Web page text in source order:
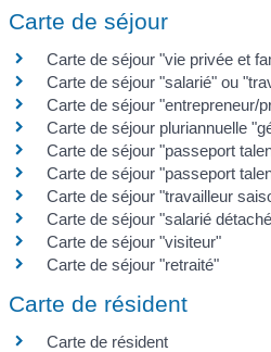
Carte de séjour
Carte de séjour "vie privée et
Carte de séjour "salarié" ou
Carte de séjour "entrepreneur/
Carte de séjour pluriannuelle
Carte de séjour "passeport
Carte de séjour "passeport
Carte de séjour "travailleur
Carte de séjour "salarié
Carte de séjour "visiteur"
Carte de séjour "retraité"
Carte de résident
Carte de résident